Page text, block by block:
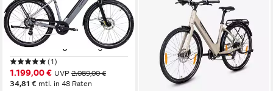
Road 5.2 E- All Terrain Bikes
Heckmotor Motor
468 Wh Akkuleistung
Kettenschaltung
Schaltung
(1)
1.199,00 € UVP 2.089,00 €
34,81 € mtl. in 48 Raten
E-BIKE Cityrad URBANA
Heckmotor Motor
418 Wh Akkuleistung
Kettenschaltung Schaltung
1.229,00 € UVP 1.899,00 €
nur diesen Monat
35,68 €mtl. in 48 Raten